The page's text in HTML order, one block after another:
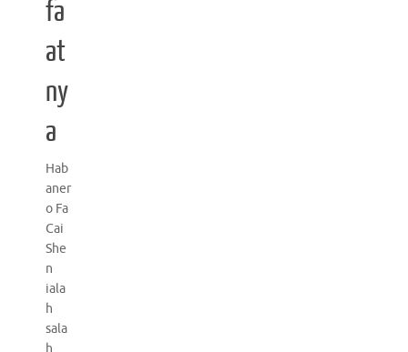
fa
at
ny
a
Hab
aner
o Fa
Cai
She
n
iala
h
sala
h